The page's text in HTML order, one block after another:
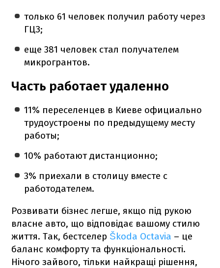
только 61 человек получил работу через
ГЦЗ;
еще 381 человек стал получателем
микрогрантов.
Часть работает удаленно
11% переселенцев в Киеве официально
трудоустроены по предыдущему месту
работы;
10% работают дистанционно;
3% приехали в столицу вместе с
работодателем.
Розвивати бізнес легше, якщо під рукою
власне авто, що відповідає вашому стилю
життя. Так, бестселер Škoda Octavia – це
баланс комфорту та функціональності.
Нічого зайвого, тільки найкращі рішення,